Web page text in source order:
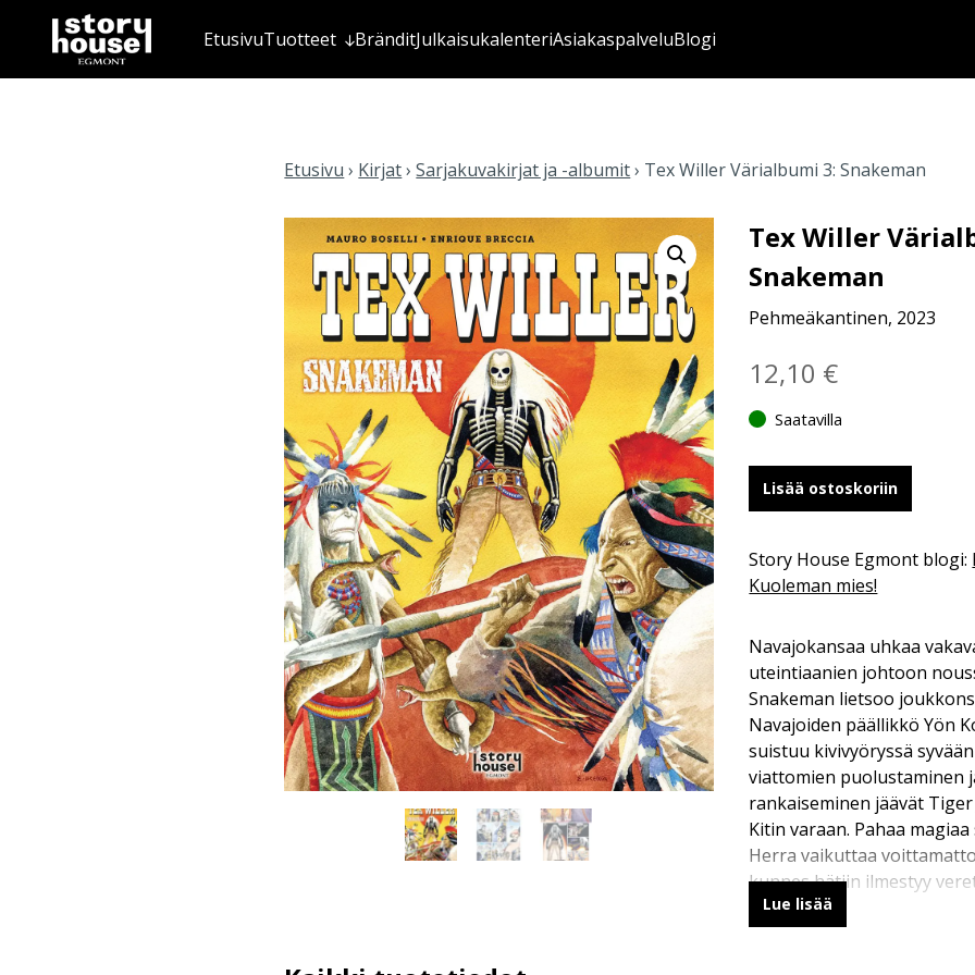
EtusivuTuotteet BränditJulkaisukalenteriAsiakaspalveluBlogi
Etusivu › Kirjat›Sarjakuvakirjat ja -albumit› Tex Willer Värialbumi 3: Snakeman
Tex Willer
Snakeman
Pehmeäkantinen, 2023
12,10 €
Saatavilla
Lisää ostoskoriin
Story House Egmont blogi:
Kuoleman mies!
Navajokansaa uhkaa
uteintiaanien johtoon
Snakeman lietsoo
Navajoiden päällikkö Yön
suistuu kivivyöryssä
viattomien puolustaminen
rankaiseminen jäävät
Kitin varaan. Pahaa
Herra vaikuttaa
kunnes hätiin ilmestyy
Mies!
Albumin on kuvittanut ja
Lue lisää